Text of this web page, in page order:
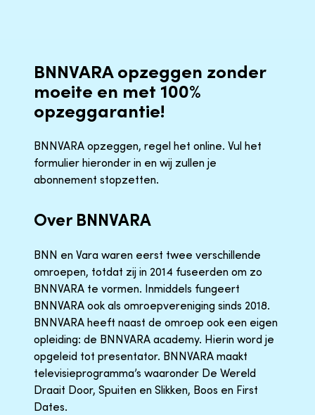
BNNVARA opzeggen zonder
moeite en met 100%
opzeggarantie!
BNNVARA opzeggen, regel het online. Vul het
formulier hieronder in en wij zullen je
abonnement stopzetten.
Over BNNVARA
BNN en Vara waren eerst twee verschillende
omroepen, totdat zij in 2014 fuseerden om zo
BNNVARA te vormen. Inmiddels fungeert
BNNVARA ook als omroepvereniging sinds 2018.
BNNVARA heeft naast de omroep ook een eigen
opleiding: de BNNVARA academy. Hierin word je
opgeleid tot presentator. BNNVARA maakt
televisieprogramma’s waaronder De Wereld
Draait Door, Spuiten en Slikken, Boos en First
Dates.